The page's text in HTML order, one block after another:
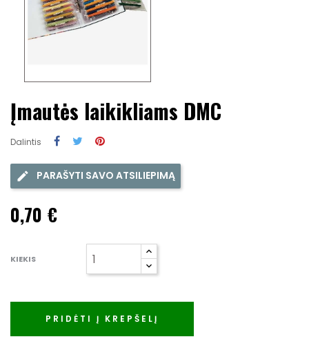
Įmautės laikikliams DMC
Dalintis
PARAŠYTI SAVO ATSILIEPIMĄ
0,70 €
KIEKIS
PRIDĖTI Į KREPŠELĮ